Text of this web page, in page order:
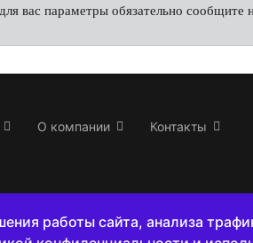
вас параметры обязательно
О компании Контакты
работы сайта, анализа